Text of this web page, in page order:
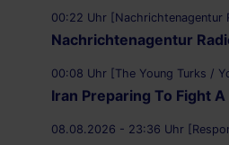
00:22 Uhr [Nachrichtenagentur
Nachrichtenagentur
00:08 Uhr [The Young Turks /
Iran Preparing To Fight A
08.08.2026 - 23:36 Uhr